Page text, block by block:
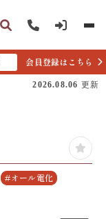
会員登録はこちら
2026.08.06 更新
#オール電化